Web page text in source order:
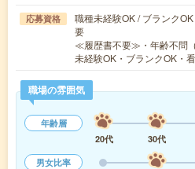
応募資格
職種未経験OK / ブランク
要
≪履歴書不要≫・年齢不問
未経験OK・ブランクOK・
職場の雰囲気
年齢層
20代
30代
男女比率